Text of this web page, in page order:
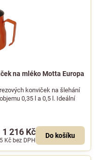
na mléko Motta Europa
konviček na šlehání
0,35 l a 0,5 l. Ideální
1 216 Kč
Kč bez DPH
Do košíku